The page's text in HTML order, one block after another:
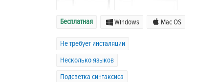
Бесплатная Windows Mac OS
Не требует инсталяции
Несколько языков
Подсветка синтаксиса